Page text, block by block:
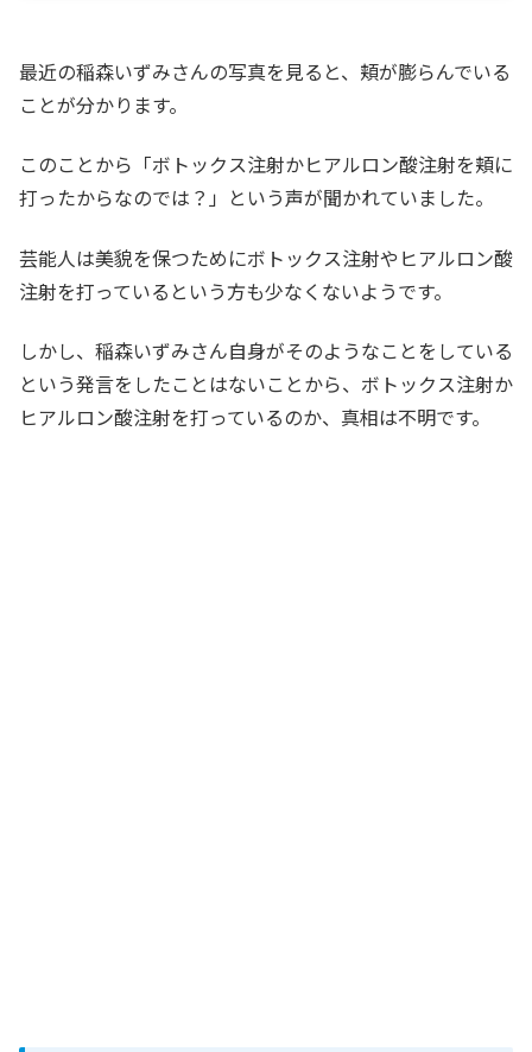
最近の稲森いずみさんの写真を見ると、頬が膨らんでいる
ことが分かります。
このことから「ボトックス注射かヒアルロン酸注射を頬に
打ったからなのでは？」という声が聞かれていました。
芸能人は美貌を保つためにボトックス注射やヒアルロン酸
注射を打っているという方も少なくないようです。
しかし、稲森いずみさん自身がそのようなことをしている
という発言をしたことはないことから、ボトックス注射か
ヒアルロン酸注射を打っているのか、真相は不明です。